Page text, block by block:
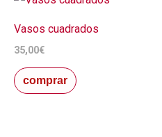
Vasos cuadrados
35,00€
comprar